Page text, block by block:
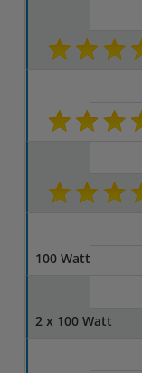
100 Watt
2 x 100 Watt